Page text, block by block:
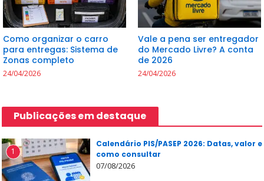
Como organizar o carro
para entregas: Sistema de
Zonas completo
24/04/2026
Vale a pena ser entregador
do Mercado Livre? A conta
de 2026
24/04/2026
Publicações em destaque
1
Calendário PIS/PASEP 2026: Datas, valor e
como consultar
07/08/2026